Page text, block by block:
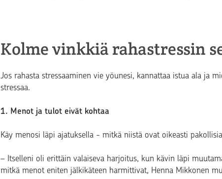
Kolme vinkkiä rahastressin
Jos rahasta stressaaminen vie yöunesi, kannattaa istua ala ja
stressaa.
1. Menot ja tulot eivät kohtaa
Käy menosi läpi ajatuksella - mitkä niistä ovat oikeasti
– Itselleni oli erittäin valaiseva harjoitus, kun kävin läpi
mitkä menot eniten jälkikäteen harmittivat, Henna Mikkonen